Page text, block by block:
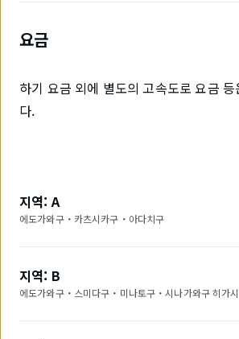
요금
하기 요금 외에 별도의 고속도로 요금
다.
지역: A
에도가와구・카츠시카구・아다치구
지역: B
에도가와구・스미다구・미나토구・시나가와구 히가